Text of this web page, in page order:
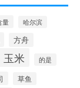
量 哈尔滨
方舟
玉米 的是
草鱼